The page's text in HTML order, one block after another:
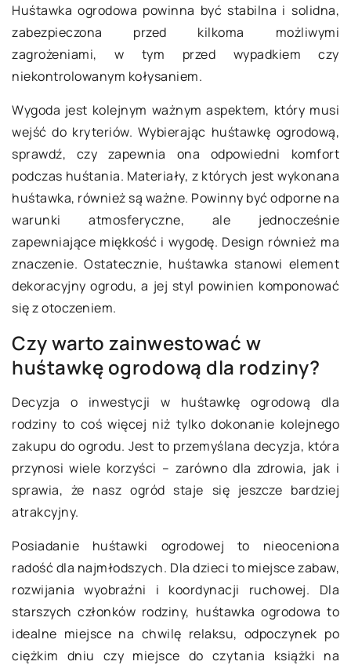
Huśtawka ogrodowa powinna być stabilna i solidna,
zabezpieczona przed kilkoma możliwymi
zagrożeniami, w tym przed wypadkiem czy
niekontrolowanym kołysaniem.
Wygoda jest kolejnym ważnym aspektem, który musi
wejść do kryteriów. Wybierając huśtawkę ogrodową,
sprawdź, czy zapewnia ona odpowiedni komfort
podczas huśtania. Materiały, z których jest wykonana
huśtawka, również są ważne. Powinny być odporne na
warunki atmosferyczne, ale jednocześnie
zapewniające miękkość i wygodę. Design również ma
znaczenie. Ostatecznie, huśtawka stanowi element
dekoracyjny ogrodu, a jej styl powinien komponować
się z otoczeniem.
Czy warto zainwestować w
huśtawkę ogrodową dla rodziny?
Decyzja o inwestycji w huśtawkę ogrodową dla
rodziny to coś więcej niż tylko dokonanie kolejnego
zakupu do ogrodu. Jest to przemyślana decyzja, która
przynosi wiele korzyści – zarówno dla zdrowia, jak i
sprawia, że nasz ogród staje się jeszcze bardziej
atrakcyjny.
Posiadanie huśtawki ogrodowej to nieoceniona
radość dla najmłodszych. Dla dzieci to miejsce zabaw,
rozwijania wyobraźni i koordynacji ruchowej. Dla
starszych członków rodziny, huśtawka ogrodowa to
idealne miejsce na chwilę relaksu, odpoczynek po
ciężkim dniu czy miejsce do czytania książki na